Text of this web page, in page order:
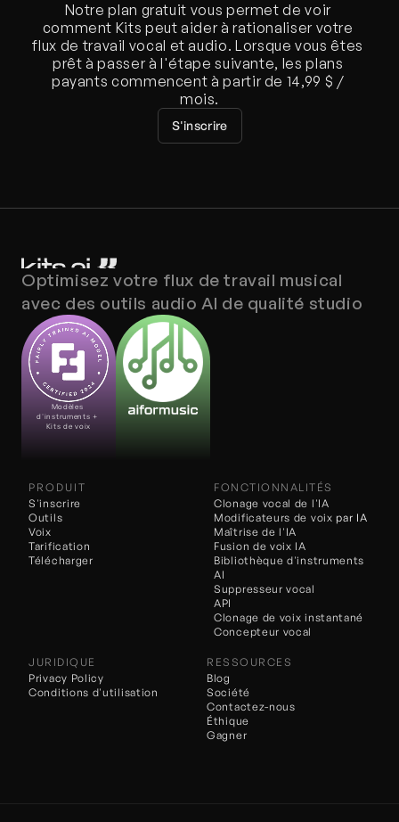
Notre plan gratuit vous permet de voir
comment Kits peut aider à rationaliser votre
flux de travail vocal et audio. Lorsque vous êtes
prêt à passer à l'étape suivante, les plans
payants commencent à partir de 14,99 $ /
mois.
S'inscrire
Optimisez votre flux de travail musical
avec des outils audio AI de qualité studio
Modèles
d'instruments +
Kits de voix
PRODUIT
S'inscrire
Outils
Voix
Tarification
Télécharger
FONCTIONNALITÉS
Clonage vocal de l'IA
Fusion de voix IA
Modificateurs de voix par IA
Maîtrise de l'IA
Bibliothèque d'instruments
AI
Suppresseur vocal
API
Clonage de voix instantané
Concepteur vocal
JURIDIQUE
Privacy Policy
Conditions d'utilisation
RESSOURCES
Blog
Société
Contactez-nous
Éthique
Gagner